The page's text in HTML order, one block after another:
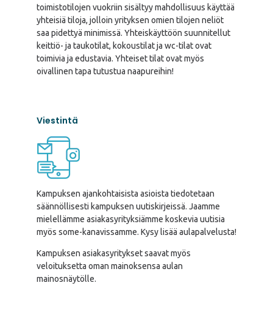
toimistotilojen vuokriin sisältyy mahdollisuus käyttää
yhteisiä tiloja, jolloin yrityksen omien tilojen neliöt
saa pidettyä minimissä. Yhteiskäyttöön suunnitellut
keittiö- ja taukotilat, kokoustilat ja wc-tilat ovat
toimivia ja edustavia. Yhteiset tilat ovat myös
oivallinen tapa tutustua naapureihin!
Viestintä
Kampuksen ajankohtaisista asioista tiedotetaan
säännöllisesti kampuksen uutiskirjeissä. Jaamme
mielellämme asiakasyrityksiämme koskevia uutisia
myös some-kanavissamme. Kysy lisää aulapalvelusta!
Kampuksen asiakasyritykset saavat myös
veloituksetta oman mainoksensa aulan
mainosnäytölle.